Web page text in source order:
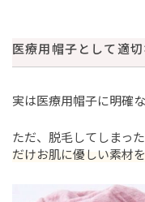
医療用帽子として適
実は医療用帽子に明確
ただ、脱毛してしまっ
だけお肌に優しい素材